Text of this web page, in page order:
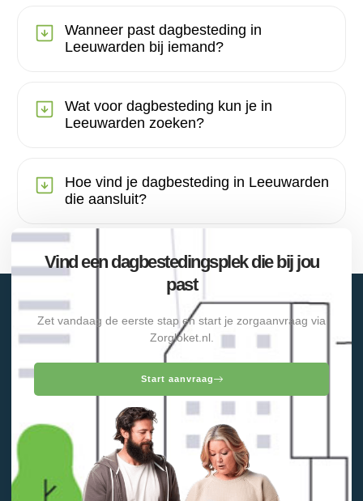
Wanneer past dagbesteding in
Leeuwarden bij iemand?
Wat voor dagbesteding kun je in
Leeuwarden zoeken?
Hoe vind je dagbesteding in Leeuwarden
die aansluit?
Vind een dagbestedingsplek die bij jou
past
Zet vandaag de eerste stap en start je zorgaanvraag via
Zorgloket.nl.
Start aanvraag